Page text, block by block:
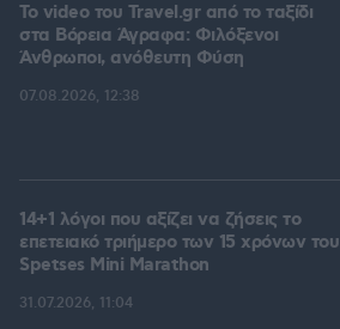
To video του Travel.gr από το ταξίδι
στα Βόρεια Άγραφα: Φιλόξενοι
Άνθρωποι, ανόθευτη Φύση
07.08.2026, 12:38
14+1 λόγοι που αξίζει να ζήσεις το
επετειακό τριήμερο των 15 χρόνων του
Spetses Mini Marathon
31.07.2026, 11:04